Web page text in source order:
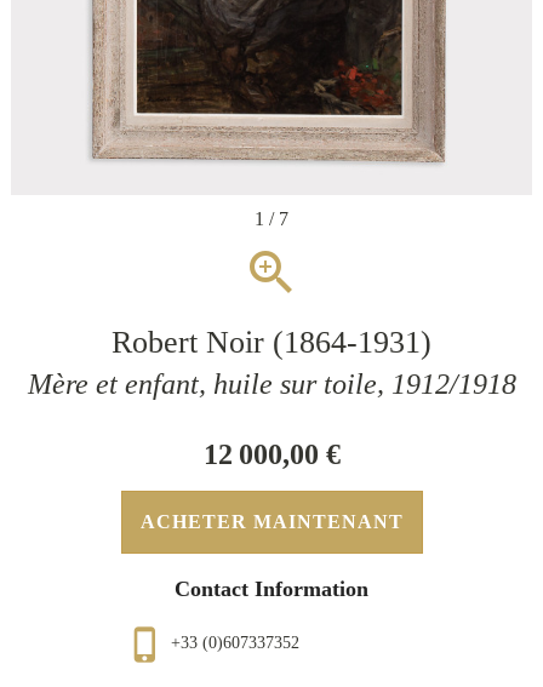
1 / 7
zoom_in
Robert Noir (1864-1931)
Mère et enfant, huile sur toile, 1912/1918
12 000,00 €
ACHETER MAINTENANT
Contact Information
phone_iphone +33 (0)607337352